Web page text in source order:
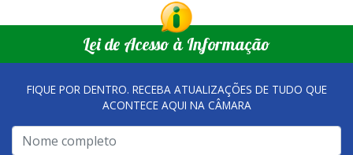
Lei de Acesso à Informação
FIQUE POR DENTRO. RECEBA ATUALIZAÇÕES DE TUDO QUE
ACONTECE AQUI NA CÂMARA